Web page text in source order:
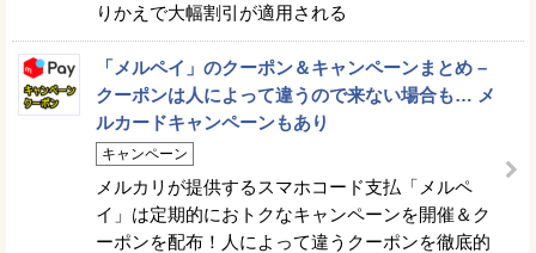
りかえで大幅割引が適用される
「メルペイ」のクーポン＆キャンペーンまとめ –
クーポンは人によって違うので来ない場合も… メ
ルカードキャンペーンもあり
キャンペーン
メルカリが提供するスマホコード支払「メルペ
イ」は定期的におトクなキャンペーンを開催＆ク
ーポンを配布！人によって違うクーポンを徹底的